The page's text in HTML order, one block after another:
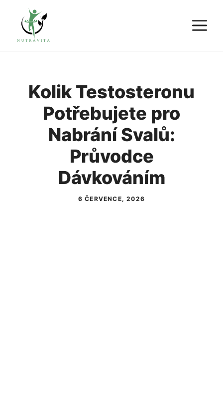
Přeskočit
obsah
Kolik Testosteronu
Potřebujete pro
Nabrání Svalů:
Průvodce
Dávkováním
6 ČERVENCE, 2026